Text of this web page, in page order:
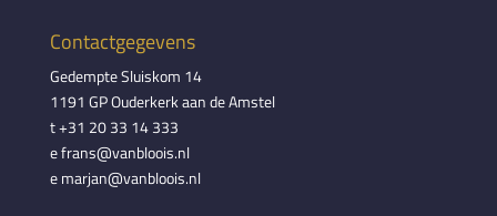
Contactgegevens
Gedempte Sluiskom 14
1191 GP Ouderkerk aan de Amstel
t +31 20 33 14 333
e frans@vanbloois.nl
e marjan@vanbloois.nl